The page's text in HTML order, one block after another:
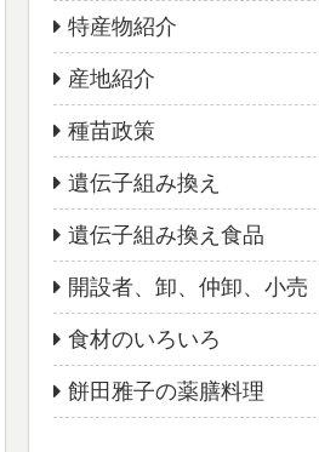
特産物紹介
産地紹介
種苗政策
遺伝子組み換え
遺伝子組み換え食品
開設者、卸、仲卸、小売
食材のいろいろ
餅田雅子の薬膳料理